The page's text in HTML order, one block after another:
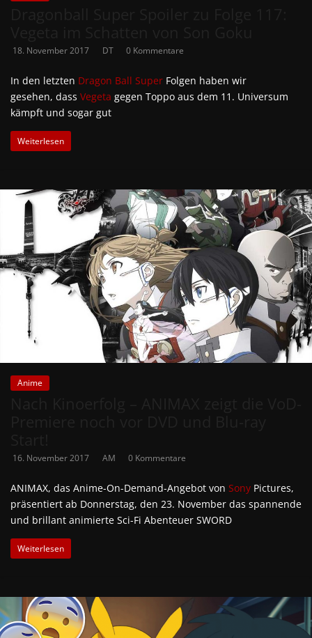
18. November 2017 DT 0 Kommentare
In den letzten Dragon Ball Super Folgen haben wir
gesehen, dass Vegeta gegen Toppo aus dem 11. Universum
kämpft und sogar gut
Weiterlesen
Anime
16. November 2017 AM 0 Kommentare
ANIMAX, das Anime-On-Demand-Angebot von Sony Pictures,
präsentiert ab Donnerstag, den 23. November das spannende
und brillant animierte Sci-Fi Abenteuer SWORD
Weiterlesen